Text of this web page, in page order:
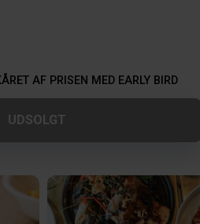
AF PRISEN MED EARLY BIRD
UDSOLGT